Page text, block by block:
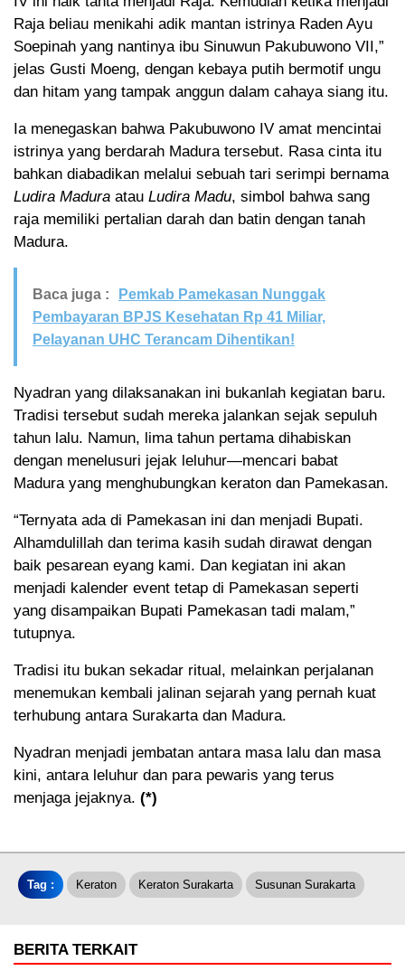
Raja beliau menikahi adik mantan istrinya Raden Ayu
Soepinah yang nantinya ibu Sinuwun Pakubuwono VII,”
jelas Gusti Moeng, dengan kebaya putih bermotif ungu
dan hitam yang tampak anggun dalam cahaya siang itu.
Ia menegaskan bahwa Pakubuwono IV amat mencintai
istrinya yang berdarah Madura tersebut. Rasa cinta itu
bahkan diabadikan melalui sebuah tari serimpi bernama
Ludira Madura atau Ludira Madu, simbol bahwa sang
raja memiliki pertalian darah dan batin dengan tanah
Madura.
Baca juga :
Pemkab Pamekasan Nunggak
Pembayaran BPJS Kesehatan Rp 41 Miliar,
Pelayanan UHC Terancam Dihentikan!
Nyadran yang dilaksanakan ini bukanlah kegiatan baru.
Tradisi tersebut sudah mereka jalankan sejak sepuluh
tahun lalu. Namun, lima tahun pertama dihabiskan
dengan menelusuri jejak leluhur—mencari babat
Madura yang menghubungkan keraton dan Pamekasan.
“Ternyata ada di Pamekasan ini dan menjadi Bupati.
Alhamdulillah dan terima kasih sudah dirawat dengan
baik pesarean eyang kami. Dan kegiatan ini akan
menjadi kalender event tetap di Pamekasan seperti
yang disampaikan Bupati Pamekasan tadi malam,”
tutupnya.
Tradisi itu bukan sekadar ritual, melainkan perjalanan
menemukan kembali jalinan sejarah yang pernah kuat
terhubung antara Surakarta dan Madura.
Nyadran menjadi jembatan antara masa lalu dan masa
kini, antara leluhur dan para pewaris yang terus
menjaga jejaknya. (*)
Tag : Keraton Keraton Surakarta Susunan Surakarta
BERITA TERKAIT